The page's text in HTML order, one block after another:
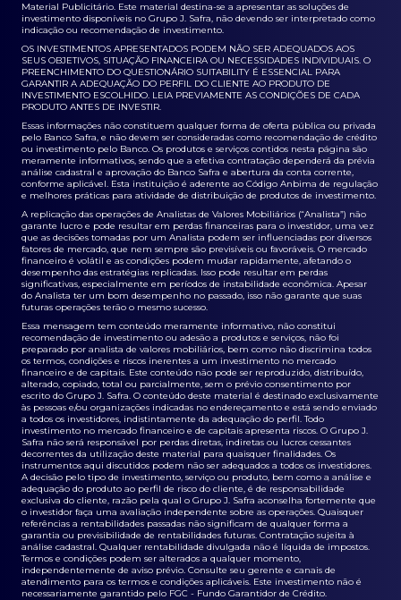
Material Publicitário. Este material destina-se a apresentar as soluções de
investimento disponíveis no Grupo J. Safra, não devendo ser interpretado como
indicação ou recomendação de investimento.
OS INVESTIMENTOS APRESENTADOS PODEM NÃO SER ADEQUADOS AOS
SEUS OBJETIVOS, SITUAÇÃO FINANCEIRA OU NECESSIDADES INDIVIDUAIS. O
PREENCHIMENTO DO QUESTIONÁRIO SUITABILITY É ESSENCIAL PARA
GARANTIR A ADEQUAÇÃO DO PERFIL DO CLIENTE AO PRODUTO DE
INVESTIMENTO ESCOLHIDO. LEIA PREVIAMENTE AS CONDIÇÕES DE CADA
PRODUTO ANTES DE INVESTIR.
Essas informações não constituem qualquer forma de oferta pública ou privada
pelo Banco Safra, e não devem ser consideradas como recomendação de crédito
ou investimento pelo Banco. Os produtos e serviços contidos nesta página são
meramente informativos, sendo que a efetiva contratação dependerá da prévia
análise cadastral e aprovação do Banco Safra e abertura da conta corrente,
conforme aplicável. Esta instituição é aderente ao Código Anbima de regulação
e melhores práticas para atividade de distribuição de produtos de investimento.
A replicação das operações de Analistas de Valores Mobiliários (“Analista”) não
garante lucro e pode resultar em perdas financeiras para o investidor, uma vez
que as decisões tomadas por um Analista podem ser influenciadas por diversos
fatores de mercado, que nem sempre são previsíveis ou favoráveis. O mercado
financeiro é volátil e as condições podem mudar rapidamente, afetando o
desempenho das estratégias replicadas. Isso pode resultar em perdas
significativas, especialmente em períodos de instabilidade econômica. Apesar
do Analista ter um bom desempenho no passado, isso não garante que suas
futuras operações terão o mesmo sucesso.
Essa mensagem tem conteúdo meramente informativo, não constitui
recomendação de investimento ou adesão a produtos e serviços, não foi
preparado por analista de valores mobiliários, bem como não discrimina todos
os termos, condições e riscos inerentes a um investimento no mercado
financeiro e de capitais. Este conteúdo não pode ser reproduzido, distribuído,
alterado, copiado, total ou parcialmente, sem o prévio consentimento por
escrito do Grupo J. Safra. O conteúdo deste material é destinado exclusivamente
às pessoas e/ou organizações indicadas no endereçamento e está sendo enviado
a todos os investidores, indistintamente da adequação do perfil. Todo
investimento no mercado financeiro e de capitais apresenta riscos. O Grupo J.
Safra não será responsável por perdas diretas, indiretas ou lucros cessantes
decorrentes da utilização deste material para quaisquer finalidades. Os
instrumentos aqui discutidos podem não ser adequados a todos os investidores.
A decisão pelo tipo de investimento, serviço ou produto, bem como a análise e
adequação do produto ao perfil de risco do cliente, é de responsabilidade
exclusiva do cliente, razão pela qual o Grupo J. Safra aconselha fortemente que
o investidor faça uma avaliação independente sobre as operações. Quaisquer
referências a rentabilidades passadas não significam de qualquer forma a
garantia ou previsibilidade de rentabilidades futuras. Contratação sujeita à
análise cadastral. Qualquer rentabilidade divulgada não é líquida de impostos.
Termos e condições podem ser alterados a qualquer momento,
independentemente de aviso prévio. Consulte seu gerente e canais de
atendimento para os termos e condições aplicáveis. Este investimento não é
necessariamente garantido pelo FGC - Fundo Garantidor de Crédito.